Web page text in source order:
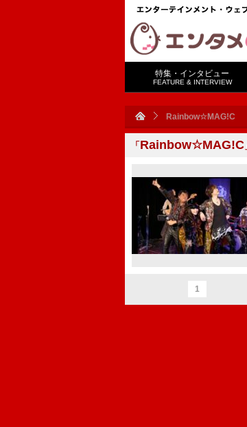
特集・インタビュー
FEATURE & INTERVIEW
Rainbow☆MAG!C
「Rainbow☆MAG!C
1